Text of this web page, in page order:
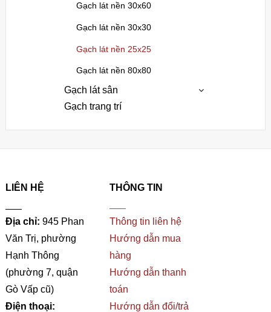
Gạch lát nền 30x60
Gạch lát nền 30x30
Gạch lát nền 25x25
Gạch lát nền 80x80
Gạch lát sân
Gạch trang trí
LIÊN HỆ
Địa chỉ: 945 Phan
Văn Trị, phường
Hạnh Thông
(phường 7, quận
Gò Vấp cũ)
Điện thoại:
THÔNG TIN
Thông tin liên hệ
Hướng dẫn mua
hàng
Hướng dẫn thanh
toán
Hướng dẫn đổi/trả